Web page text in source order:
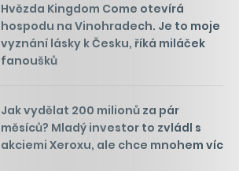
Hvězda Kingdom Come otevírá
hospodu na Vinohradech. Je to moje
vyznání lásky k Česku, říká miláček
fanoušků
Jak vydělat 200 milionů za pár
měsíců? Mladý investor to zvládl s
akciemi Xeroxu, ale chce mnohem víc